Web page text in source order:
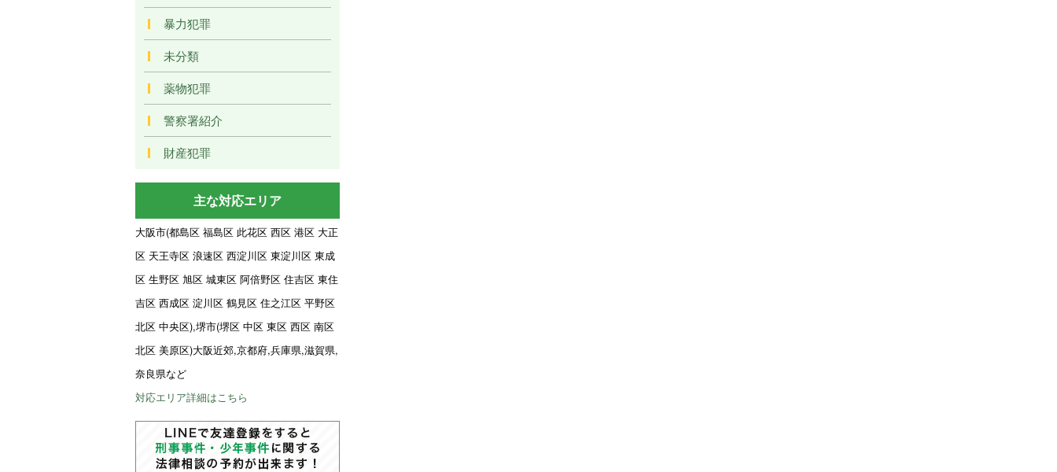
暴力犯罪
未分類
薬物犯罪
警察署紹介
財産犯罪
主な対応エリア
大阪市(都島区 福島区 此花区 西区 港区 大正
区 天王寺区 浪速区 西淀川区 東淀川区 東成
区 生野区 旭区 城東区 阿倍野区 住吉区 東住
吉区 西成区 淀川区 鶴見区 住之江区 平野区
北区 中央区),堺市(堺区 中区 東区 西区 南区
北区 美原区)大阪近郊,京都府,兵庫県,滋賀県,
奈良県など
対応エリア詳細はこちら